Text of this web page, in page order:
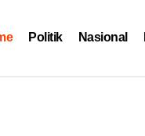
Politik Nasional